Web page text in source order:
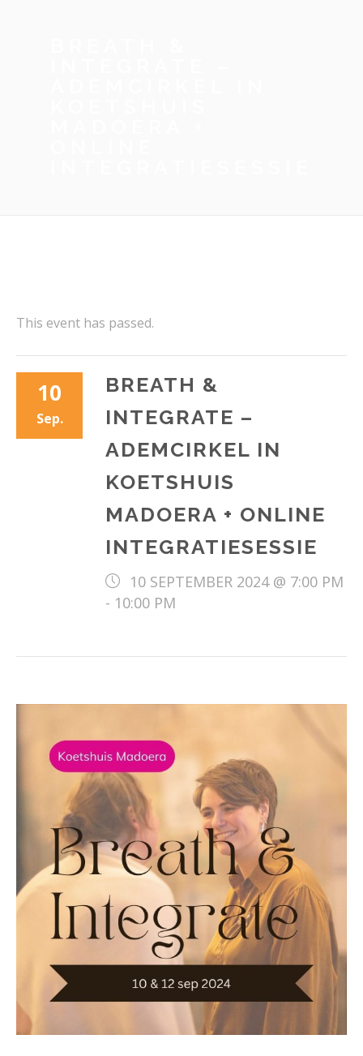
This event has passed.
10
Sep.
BREATH &
INTEGRATE –
ADEMCIRKEL IN
KOETSHUIS
MADOERA + ONLINE
INTEGRATIESESSIE
10 SEPTEMBER 2024 @ 7:00 PM
- 10:00 PM